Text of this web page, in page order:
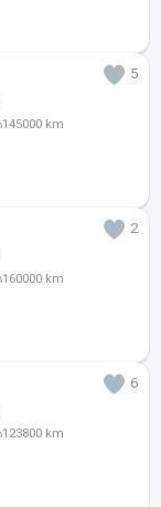
5
145000 km
2
160000 km
6
123800 km